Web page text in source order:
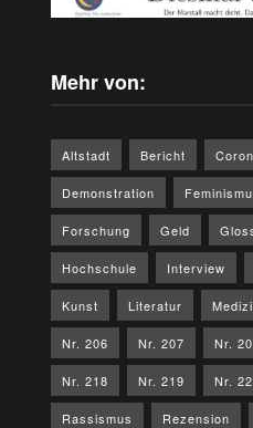
Mehr von:
Altstadt Bericht
Demonstration
Forschung Geld
Hochschule Interview
Kunst Literatur
Nr. 206 Nr. 207 Nr.
Nr. 218 Nr. 219 Nr.
Rassismus Rezension